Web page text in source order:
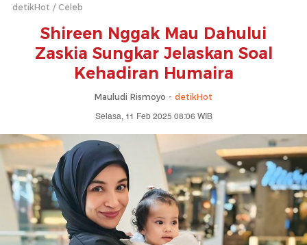
detikHot Celeb
Shireen Nggak Mau Dahului
Zaskia Sungkar Jelaskan Soal
Kehadiran Humaira
Mauludi Rismoyo - detikHot
Selasa, 11 Feb 2025 08:06 WIB